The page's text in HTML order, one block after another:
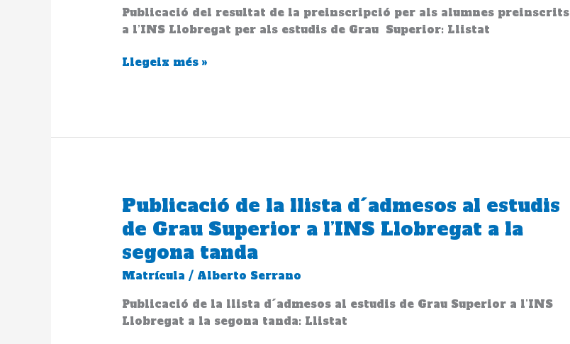
Publicació del resultat de la preinscripció per als alumnes preinscrits
a l’INS Llobregat per als estudis de Grau Superior: Llistat
per
als
preinscrits
Grau
Superior
Llegeix més »
Publicació de la llista d´admesos al estudis
de Grau Superior a l’INS Llobregat a la
segona tanda
Matrícula / Alberto Serrano
Publicació de la llista d´admesos al estudis de Grau Superior a l’INS
Llobregat a la segona tanda: Llistat
Publicació
de
la
llista
d
al
estudis